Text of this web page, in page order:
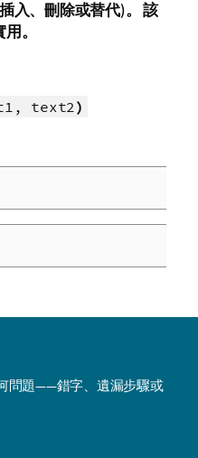
入、刪除或替代)。 該
。
text2)
問題——錯字、遺漏步驟或